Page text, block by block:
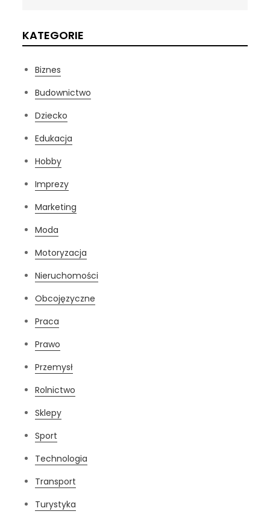
KATEGORIE
Biznes
Budownictwo
Dziecko
Edukacja
Hobby
Imprezy
Marketing
Moda
Motoryzacja
Nieruchomości
Obcojęzyczne
Praca
Prawo
Przemysł
Rolnictwo
Sklepy
Sport
Technologia
Transport
Turystyka